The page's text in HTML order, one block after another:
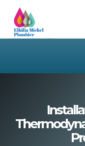
Skip to main content